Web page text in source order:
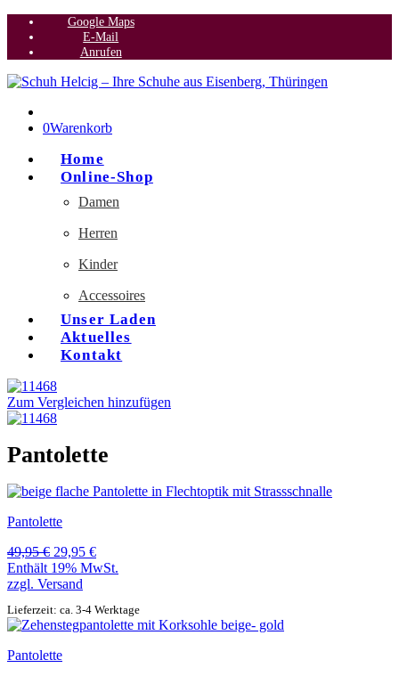
Google Maps
E-Mail
Anrufen
0Warenkorb
Home
Online-Shop
Damen
Herren
Kinder
Accessoires
Unser Laden
Aktuelles
Kontakt
Zum Vergleichen hinzufügen
Pantolette
Pantolette
49,95€ Ursprünglicher
Preis
war:
29,95 €Aktueller
Preis
Enthält 19% MwSt.
zzgl. Versand
Lieferzeit: ca. 3-4 Werktage
Pantolette